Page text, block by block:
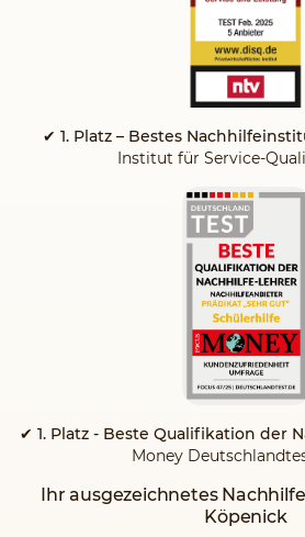
✔ 1. Platz – Bestes
Institut für Service-
✔ 1. Platz - Beste Qualifikation der
Money
Ihr ausgezeichnetes
Köpenick